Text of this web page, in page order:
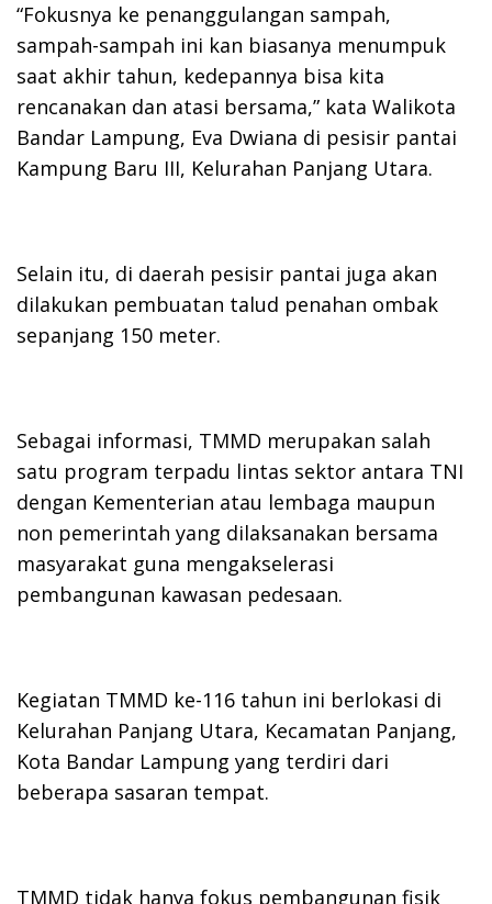
“Fokusnya ke penanggulangan sampah,
sampah-sampah ini kan biasanya menumpuk
saat akhir tahun, kedepannya bisa kita
rencanakan dan atasi bersama,” kata Walikota
Bandar Lampung, Eva Dwiana di pesisir pantai
Kampung Baru III, Kelurahan Panjang Utara.
Selain itu, di daerah pesisir pantai juga akan
dilakukan pembuatan talud penahan ombak
sepanjang 150 meter.
Sebagai informasi, TMMD merupakan salah
satu program terpadu lintas sektor antara TNI
dengan Kementerian atau lembaga maupun
non pemerintah yang dilaksanakan bersama
masyarakat guna mengakselerasi
pembangunan kawasan pedesaan.
Kegiatan TMMD ke-116 tahun ini berlokasi di
Kelurahan Panjang Utara, Kecamatan Panjang,
Kota Bandar Lampung yang terdiri dari
beberapa sasaran tempat.
TMMD tidak hanya fokus pembangunan fisik